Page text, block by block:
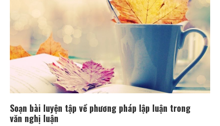
Soạn bài luyện tập về phương pháp lập luận trong
văn nghị luận